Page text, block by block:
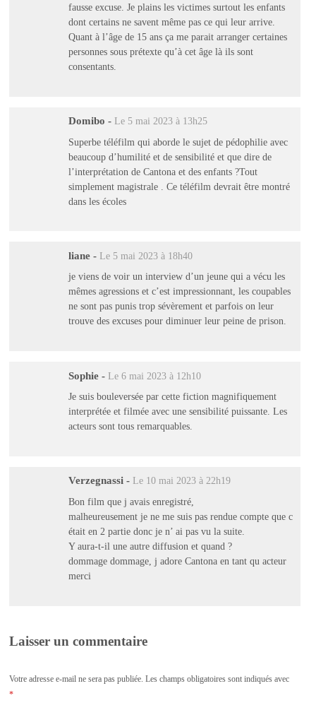
fausse excuse. Je plains les victimes surtout les enfants
dont certains ne savent même pas ce qui leur arrive.
Quant à l’âge de 15 ans ça me parait arranger certaines
personnes sous prétexte qu’à cet âge là ils sont
consentants.
Domibo - Le 5 mai 2023 à 13h25
Superbe téléfilm qui aborde le sujet de pédophilie avec
beaucoup d’humilité et de sensibilité et que dire de
l’interprétation de Cantona et des enfants ?Tout
simplement magistrale . Ce téléfilm devrait être montré
dans les écoles
liane - Le 5 mai 2023 à 18h40
je viens de voir un interview d’un jeune qui a vécu les
mêmes agressions et c’est impressionnant, les coupables
ne sont pas punis trop sévèrement et parfois on leur
trouve des excuses pour diminuer leur peine de prison.
Sophie - Le 6 mai 2023 à 12h10
Je suis bouleversée par cette fiction magnifiquement
interprétée et filmée avec une sensibilité puissante. Les
acteurs sont tous remarquables.
Verzegnassi - Le 10 mai 2023 à 22h19
Bon film que j avais enregistré,
malheureusement je ne me suis pas rendue compte que c
était en 2 partie donc je n’ ai pas vu la suite.
Y aura-t-il une autre diffusion et quand ?
dommage dommage, j adore Cantona en tant qu acteur
merci
Laisser un commentaire
Votre adresse e-mail ne sera pas publiée. Les champs obligatoires sont indiqués avec
*